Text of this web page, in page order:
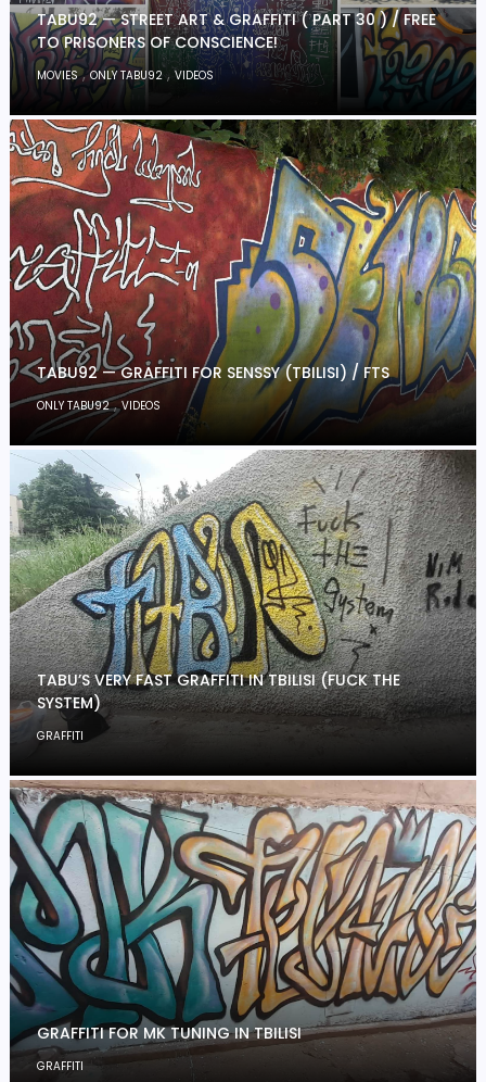
TABU92 — STREET ART & GRAFFITI ( PART 30 ) / FREE
TO PRISONERS OF CONSCIENCE!
MOVIES,ONLY TABU92,VIDEOS
TABU92 — GRAFFITI FOR SENSSY (TBILISI) / FTS
ONLY TABU92,VIDEOS
TABU’S VERY FAST GRAFFITI IN TBILISI (FUCK THE
SYSTEM)
GRAFFITI
GRAFFITI FOR MK TUNING IN TBILISI
GRAFFITI